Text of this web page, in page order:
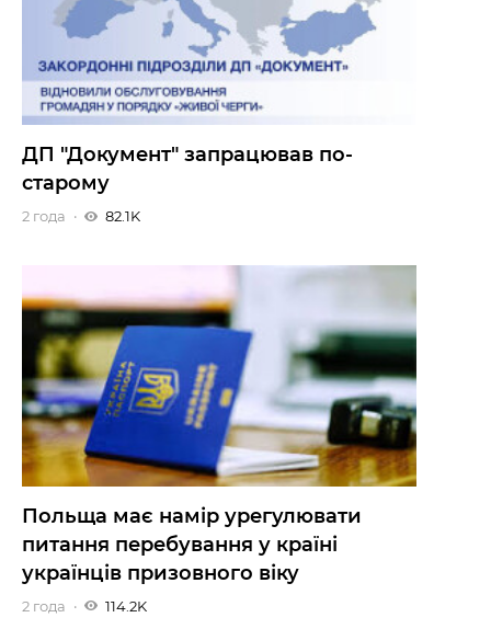
ДП "Документ" запрацював по-
старому
2 года 82.1K
Польща має намір урегулювати
питання перебування у країні
українців призовного віку
2 года 114.2K